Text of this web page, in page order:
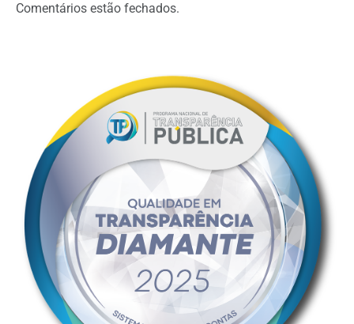
Comentários estão fechados.